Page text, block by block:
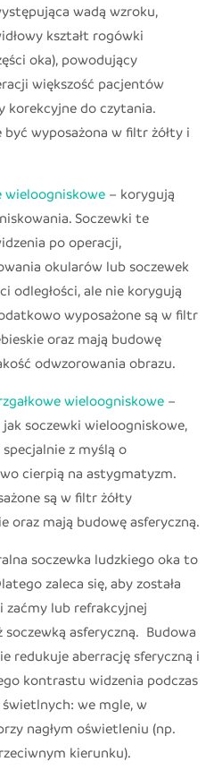
wadą wzroku,
kształt rogówki
oka), powodujący
większość pacjentów
korekcyjne do czytania.
wyposażona w filtr żółty i
wieloogniskowe – korygują
Soczewki te
po operacji,
okularów lub soczewek
odległości, ale nie korygują
wyposażone są w filtr
oraz mają budowę
odwzorowania obrazu.
wieloogniskowe –
soczewki wieloogniskowe,
z myślą o
cierpią na astygmatyzm.
są w filtr żółty
oraz mają budowę asferyczną.
soczewka ludzkiego oka to
zaleca się, aby została
zaćmy lub refrakcyjnej
asferyczną. Budowa
redukuje aberrację sferyczną i
kontrastu widzenia podczas
we mgle, w
nagłym oświetleniu (np.
kierunku).